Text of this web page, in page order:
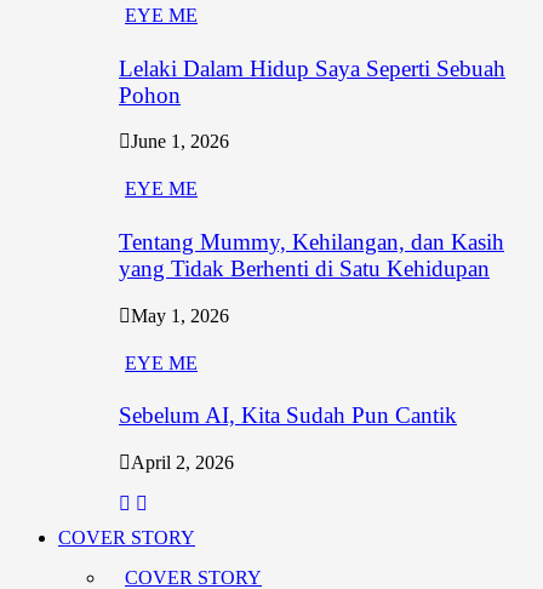
EYE ME
Lelaki Dalam Hidup Saya Seperti Sebuah
Pohon
June 1, 2026
EYE ME
Tentang Mummy, Kehilangan, dan Kasih
yang Tidak Berhenti di Satu Kehidupan
May 1, 2026
EYE ME
Sebelum AI, Kita Sudah Pun Cantik
April 2, 2026
COVER STORY
COVER STORY